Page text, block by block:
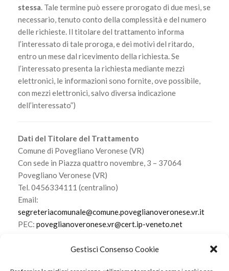
Gestisci Consenso Cookie
stessa. Tale termine può essere prorogato di due mesi, se
necessario, tenuto conto della complessità e del numero
delle richieste. Il titolare del trattamento informa
l’interessato di tale proroga, e dei motivi del ritardo,
entro un mese dal ricevimento della richiesta. Se
l’interessato presenta la richiesta mediante mezzi
elettronici, le informazioni sono fornite, ove possibile,
con mezzi elettronici, salvo diversa indicazione
dell’interessato”)
Dati del Titolare del Trattamento
Comune di Povegliano Veronese (VR)
Con sede in Piazza quattro novembre, 3 – 37064
Povegliano Veronese (VR)
Tel. 0456334111 (centralino)
Email:
segreteriacomunale@comune.poveglianoveronese.vr.it
PEC: poveglianoveronese.vr@cert.ip-veneto.net